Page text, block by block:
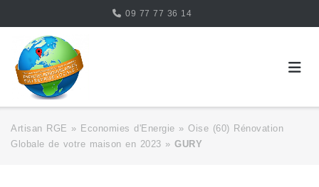
content
09 77 77 36 14
Artisan RGE » Economies d'Energie » Oise (60) Rénovation
Globale de votre maison en 2023 » GURY